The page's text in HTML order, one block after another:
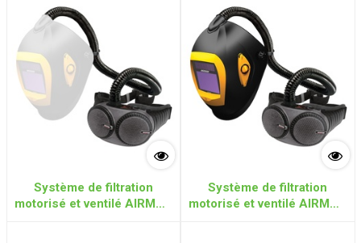
Système de filtration
motorisé et ventilé AIRMAX
Système de filtration
motorisé et ventilé AIRMAX